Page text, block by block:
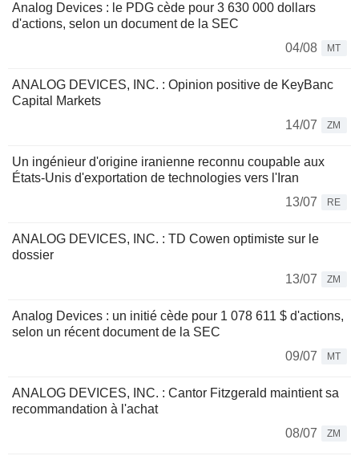
Analog Devices : le PDG cède pour 3 630 000 dollars
d'actions, selon un document de la SEC
04/08
MT
ANALOG DEVICES, INC. : Opinion positive de KeyBanc
Capital Markets
14/07
ZM
Un ingénieur d'origine iranienne reconnu coupable aux
États-Unis d'exportation de technologies vers l'Iran
13/07
RE
ANALOG DEVICES, INC. : TD Cowen optimiste sur le
dossier
13/07
ZM
Analog Devices : un initié cède pour 1 078 611 $ d'actions,
selon un récent document de la SEC
09/07
MT
ANALOG DEVICES, INC. : Cantor Fitzgerald maintient sa
recommandation à l'achat
08/07
ZM